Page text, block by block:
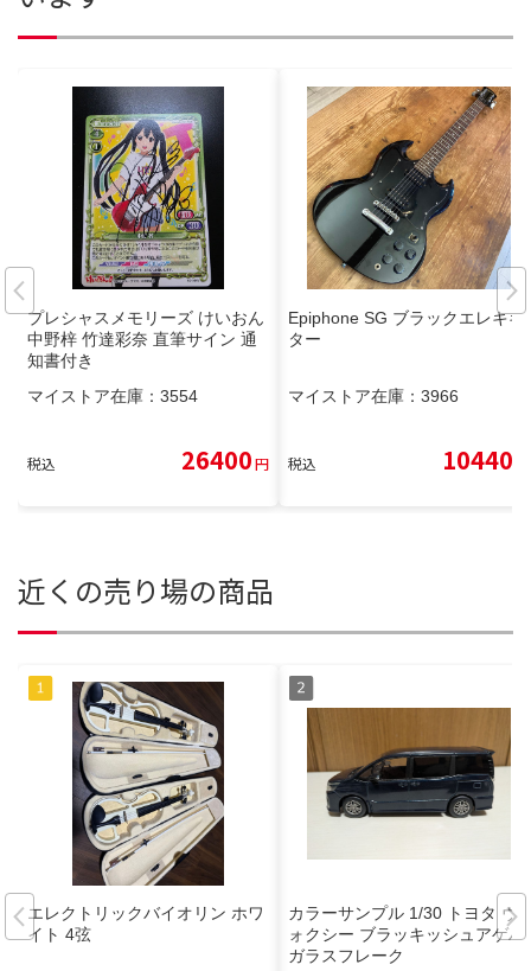
プレシャスメモリーズ けいおん
中野梓 竹達彩奈 直筆サイン 通
知書付き
マイストア在庫： 3554
税込 26400円
Epiphone SG ブラックエレキギ
ター
マイストア在庫： 3966
税込 10440
近くの売り場の商品
エレクトリックバイオリン ホワ
イト 4弦
カラーサンプル 1/30 トヨタ ヴ
ォクシー ブラッキッシュアゲハ
ガラスフレーク